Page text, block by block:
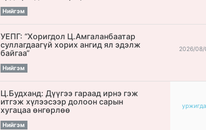
Нийгэм
УЕПГ: “Хоригдол Ц.Амгаланбаатар
cуллагдаагүй хорих ангид ял эдэлж
байгаа“
Нийгэм
2026/
Ц.Будханд: Дүүгээ гараад ирнэ гэж
итгэж хүлээсээр долоон сарын
хугацаа өнгөрлөө
Нийгэм